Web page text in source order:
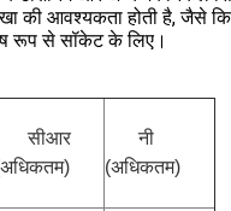
की आवश्यकता होती है, जैसे कि
रूप से सॉकेट के लिए।
सीआर
नी
(अधिकतम)